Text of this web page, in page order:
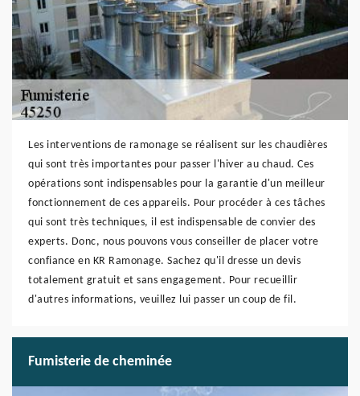
Les interventions de ramonage se réalisent sur les chaudières
qui sont très importantes pour passer l'hiver au chaud. Ces
opérations sont indispensables pour la garantie d'un meilleur
fonctionnement de ces appareils. Pour procéder à ces tâches
qui sont très techniques, il est indispensable de convier des
experts. Donc, nous pouvons vous conseiller de placer votre
confiance en KR Ramonage. Sachez qu'il dresse un devis
totalement gratuit et sans engagement. Pour recueillir
d'autres informations, veuillez lui passer un coup de fil.
Fumisterie de cheminée